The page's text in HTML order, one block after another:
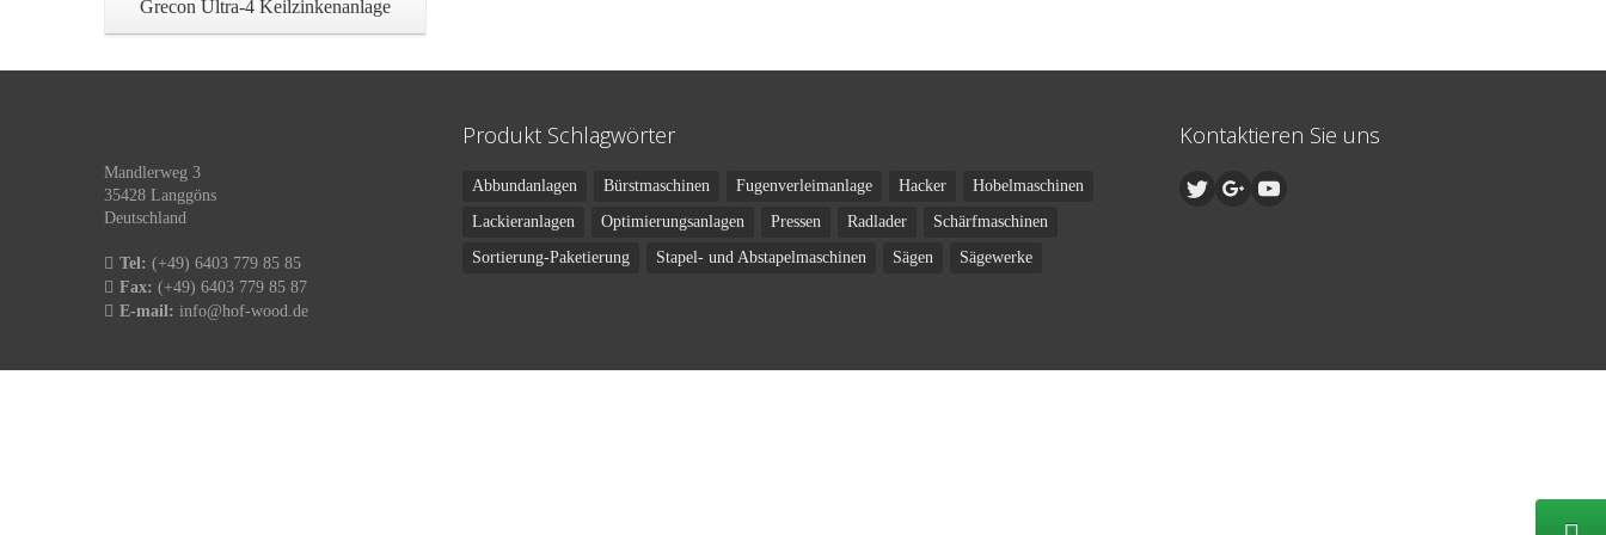
Grecon Ultra-4 Keilzinkenanlage
Mandlerweg 3
35428 Langgöns
Deutschland
Tel: (+49) 6403 779 85 85
Fax: (+49) 6403 779 85 87
E-mail: info@hof-wood.de
Produkt Schlagwörter
Abbundanlagen Bürstmaschinen Fugenverleimanlage Hacker
Hobelmaschinen
Lackieranlagen
Optimierungsanlagen Pressen Radlader
Schärfmaschinen
Sortierung-Paketierung
Stapel- und Abstapelmaschinen Sägen Sägewerke
Kontaktieren Sie uns